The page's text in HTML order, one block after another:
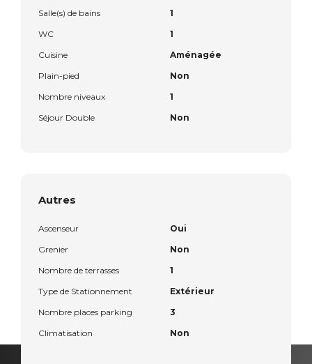
Salle(s) de bains
1
WC
1
Cuisine
Aménagée
Plain-pied
Non
Nombre niveaux
1
Séjour Double
Non
Autres
Ascenseur
Oui
Grenier
Non
Nombre de terrasses
1
Type de Stationnement
Extérieur
Nombre places parking
3
Climatisation
Non